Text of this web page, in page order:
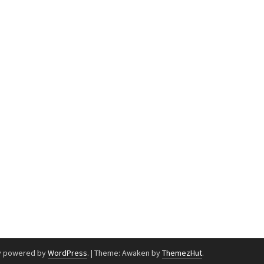
powered byWordPress. | Theme: Awaken byThemezHut.